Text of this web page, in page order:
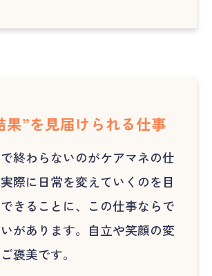
果”を見届けられる仕事
終わらないのがケアマネの仕
際に日常を変えていくのを目
きることに、この仕事ならで
があります。自立や笑顔の変
褒美です。